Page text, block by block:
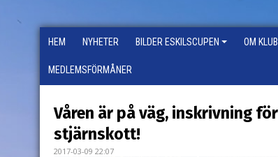
HEM NYHETER BILDER ESKILSCUPEN OM
MEDLEMSFÖRMÅNER
Våren är på väg, inskrivning
stjärnskott!
2017-03-09 22:07